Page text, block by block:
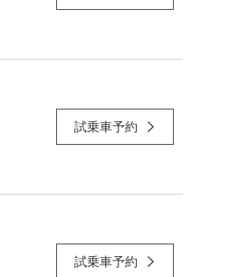
試乗車予約
試乗車予約